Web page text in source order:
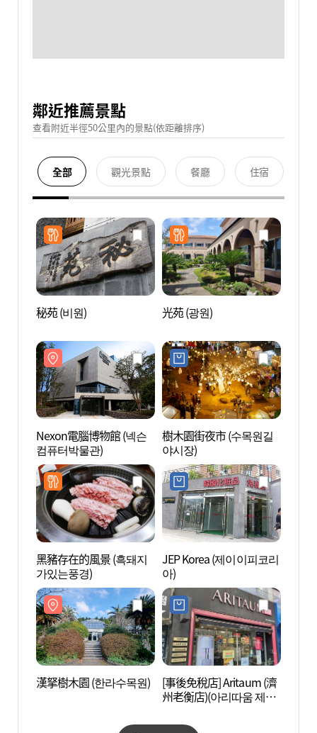
鄰近推薦景點
查看附近半徑50公里內的景點(依距離排序)
全部 觀光景點 餐廳 住宿
秘苑 (비원) 光苑 (광원)
Nexon電腦博物館 (넥슨
컴퓨터박물관)
樹木園街夜市 (수목원길
야시장)
黑豬存在的風景 (흑돼지
가있는풍경)
JEP Korea (제이이피코리
아)
漢拏樹木園 (한라수목원)
[事後免稅店] Aritaum (濟
州老衡店)(아리따움 제주